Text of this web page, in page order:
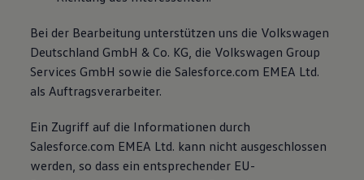
Bei der Bearbeitung unterstützen uns die Volkswagen
Deutschland GmbH & Co. KG, die Volkswagen Group
Services GmbH sowie die Salesforce.com EMEA Ltd.
als Auftragsverarbeiter.
Ein Zugriff auf die Informationen durch
Salesforce.com EMEA Ltd. kann nicht ausgeschlossen
werden, so dass ein entsprechender EU-